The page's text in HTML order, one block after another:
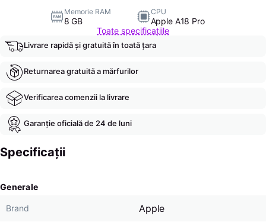
Memorie RAM
8 GB
CPU
Apple A18 Pro
Toate specificațiile
Livrare rapidă și gratuită în toată țara
Returnarea gratuită a mărfurilor
Verificarea comenzii la livrare
Garanție oficială de 24 de luni
Specificații
Generale
Brand Apple